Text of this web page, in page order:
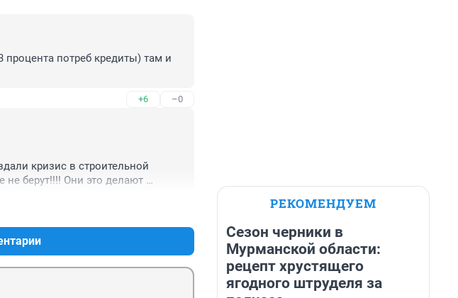
потреб кредиты) там и
+6 –0
кризис в строительной
не берут!!!! Они это делают
РЕКОМЕНДУЕМ
Сезон черники в
Мурманской области:
рецепт хрустящего
ягодного штруделя за